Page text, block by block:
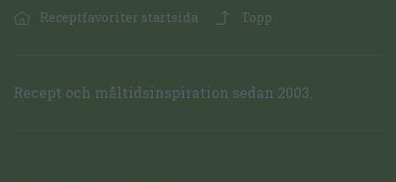
Receptfavoriter startsida Topp
Recept och måltidsinspiration sedan 2003.